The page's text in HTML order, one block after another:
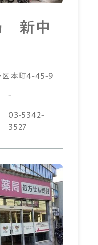
新中
区本町4-45-9
-
03-5342-
3527